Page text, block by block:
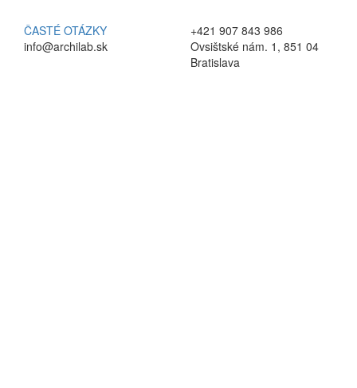
ČASTÉ OTÁZKY
+421 907 843 986
info@archilab.sk
Ovsištské nám. 1, 851 04
Bratislava